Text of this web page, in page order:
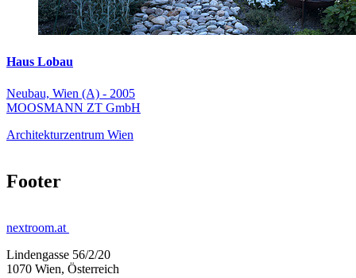
Haus Lobau
Neubau, Wien (A) - 2005
MOOSMANN ZT GmbH
Architekturzentrum Wien
Footer
nextroom.at
Lindengasse 56/2/20
1070 Wien, Österreich